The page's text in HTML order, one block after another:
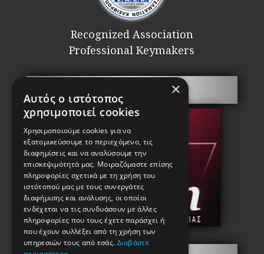
Recognized Association
Professional Keymakers
×
Αυτός ο ιστότοπος
χρησιμοποιεί cookies
Χρησιμοποιούμε cookies για να
εξατομικεύσουμε το περιεχόμενο, τις
διαφημίσεις και να αναλύσουμε την
επισκεψιμότητά μας. Μοιραζόμαστε επίσης
πληροφορίες σχετικά με τη χρήση του
ιστότοπού μας με τους συνεργάτες
διαφήμισης και ανάλυσης, οι οποίοι
ενδέχεται να τις συνδυάσουν με άλλες
πληροφορίες που τους έχετε παράσχει ή
που έχουν συλλέξει από τη χρήση των
υπηρεσιών τους από εσάς. Διαβάστε